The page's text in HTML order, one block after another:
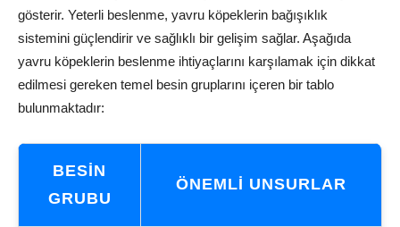
gösterir. Yeterli beslenme, yavru köpeklerin bağışıklık
sistemini güçlendirir ve sağlıklı bir gelişim sağlar. Aşağıda
yavru köpeklerin beslenme ihtiyaçlarını karşılamak için dikkat
edilmesi gereken temel besin gruplarını içeren bir tablo
bulunmaktadır:
BESIN
GRUBU
ÖNEMLI UNSURLAR